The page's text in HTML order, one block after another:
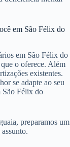
em São Félix do
em São Félix do
o oferece. Além
existentes.
se adapte ao seu
São Félix do
preparamos um